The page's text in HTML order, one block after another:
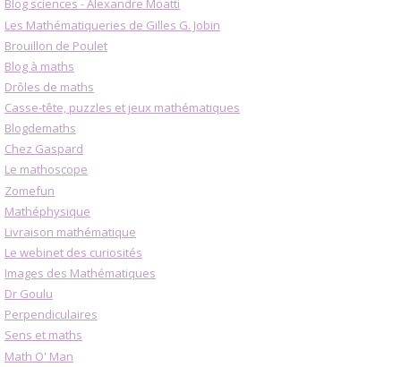
Blog sciences - Alexandre Moatti
Les Mathématiqueries de Gilles G. Jobin
Brouillon de Poulet
Blog à maths
Drôles de maths
Casse-tête, puzzles et jeux mathématiques
Blogdemaths
Chez Gaspard
Le mathoscope
Zomefun
Mathéphysique
Livraison mathématique
Le webinet des curiosités
Images des Mathématiques
Dr Goulu
Perpendiculaires
Sens et maths
Math O' Man